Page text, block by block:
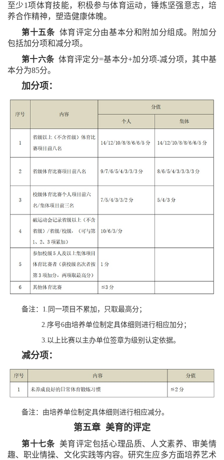
至少1项体育技能，积极参与体育运动，锤炼坚强意志，培
养合作精神，塑造健康体魄。
第十五条 体育评定分由基本分和附加分组成。附加分
包括加分项和减分项。
第十六条体育评定分=基本分+加分项-减分项，其中基
本分为85分。
加分项：
备注：1.同一项目不累加，只取最高分；
2.序号6由培养单位制定具体细则进行相应加分；
3.以上比赛以主办单位签章为级别认定依据。
减分项：
备注：由培养单位制定具体细则进行相应减分。
第五章 美育的评定
第十七条美育评定包括心理品质、人文素养、审美情
趣、职业情操、文化实践等内容。研究生应多方面培养艺术